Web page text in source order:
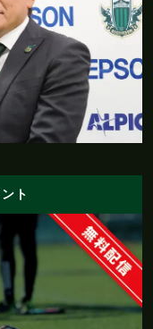
：松本：３７％、今
得する
ード
ート：１本
ート：３本
ている展開だが、こ
か
ト